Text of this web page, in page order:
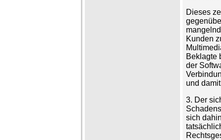
Dieses
Kunden
Beklagte
der
und
3. Der
sich